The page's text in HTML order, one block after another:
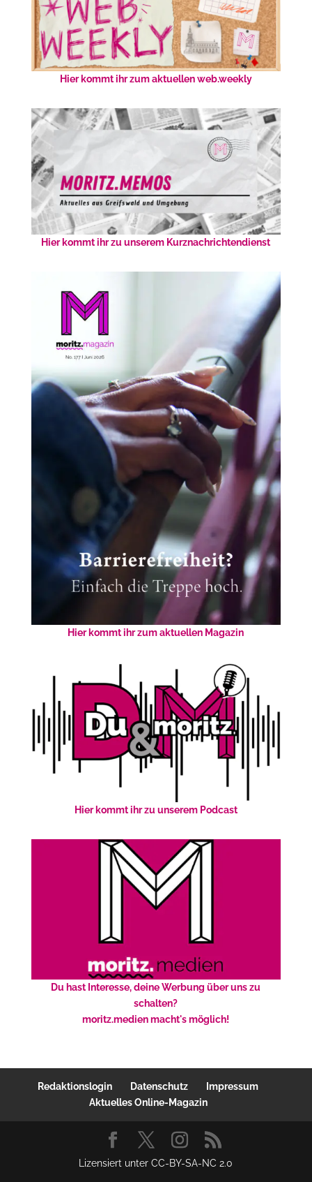
Hier kommt ihr zum aktuellen web.weekly
Hier kommt ihr zu unserem Kurznachrichtendienst
Hier kommt ihr zum aktuellen Magazin
Hier kommt ihr zu unserem Podcast
Du hast Interesse, deine Werbung über uns zu
schalten?
moritz.medien macht's möglich!
Redaktionslogin Datenschutz
Impressum
Aktuelles Online-Magazin
Lizensiert unter CC-BY-SA-NC 2.0